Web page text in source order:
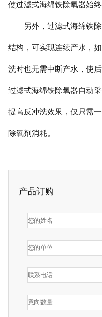
使过滤式海绵铁除氧器始
另外，过滤式海绵铁除
结构，可实现连续产水，
洗时也无需中断产水，使
过滤式海绵铁除氧器自动
提高反冲洗效果，仅只需
除氧剂消耗。
产品订购